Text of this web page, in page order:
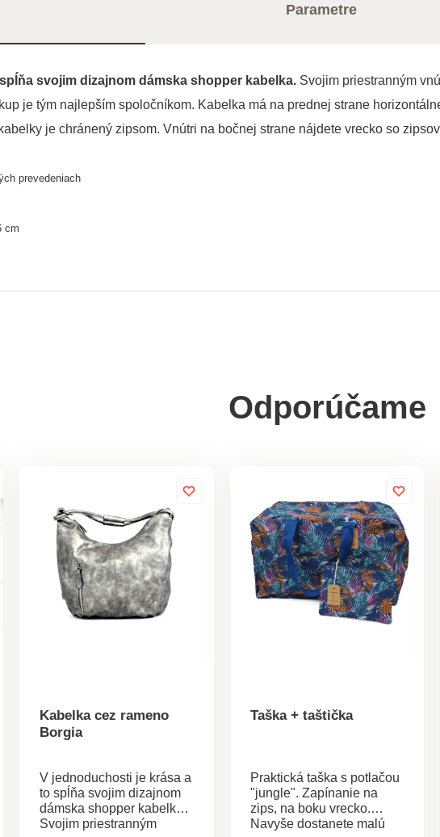
Parametre
svojim dizajnom dámska shopper kabelka. Svojim priestranným
je tým najlepším spoločníkom. Kabelka má na prednej strane
je chránený zipsom. Vnútri na bočnej strane nájdete vrecko so
prevedeniach
cm
Odporúčame
Kabelka cez rameno
Borgia
V jednoduchosti je krása a
to spĺňa svojim dizajnom
dámska shopper kabelka.
Svojim priestranným
Taška + taštička
Praktická taška s potlačou
"jungle". Zapínanie na
zips, na boku vrecko.
Navyše dostanete malú